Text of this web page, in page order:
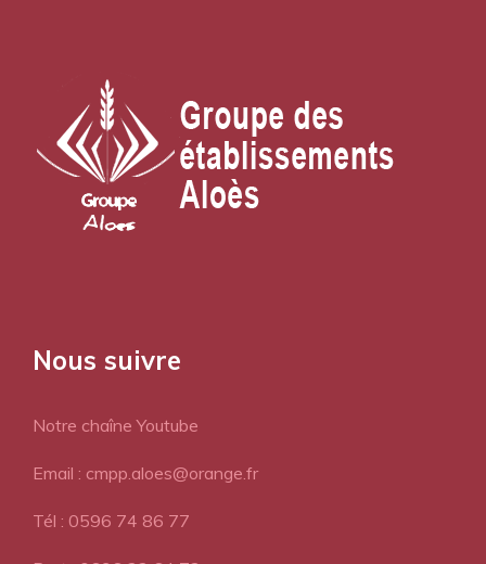
Nous suivre
Notre chaîne Youtube
Email : cmpp.aloes@orange.fr
Tél : 0596 74 86 77